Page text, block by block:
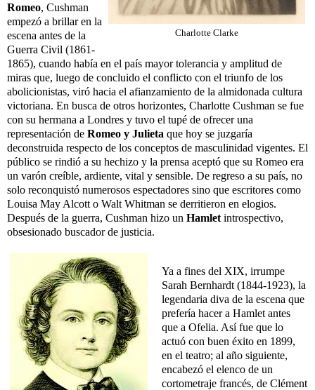
Charlotte Clarke
Romeo, Cushman
empezó a brillar en la
escena antes de la
Guerra Civil (1861-
1865), cuando había en el país mayor tolerancia y amplitud de
miras que, luego de concluido el conflicto con el triunfo de los
abolicionistas, viró hacia el afianzamiento de la almidonada cultura
victoriana. En busca de otros horizontes, Charlotte Cushman se fue
con su hermana a Londres y tuvo el tupé de ofrecer una
representación de Romeo y Julieta que hoy se juzgaría
deconstruida respecto de los conceptos de masculinidad vigentes. El
público se rindió a su hechizo y la prensa aceptó que su Romeo era
un varón creíble, ardiente, vital y sensible. De regreso a su país, no
solo reconquistó numerosos espectadores sino que escritores como
Louisa May Alcott o Walt Whitman se derritieron en elogios.
Después de la guerra, Cushman hizo un Hamlet introspectivo,
obsesionado buscador de justicia.
Ya a fines del XIX, irrumpe
Sarah Bernhardt (1844-1923), la
legendaria diva de la escena que
prefería hacer a Hamlet antes
que a Ofelia. Así fue que lo
actuó con buen éxito en 1899,
en el teatro; al año siguiente,
encabezó el elenco de un
cortometraje francés, de Clément